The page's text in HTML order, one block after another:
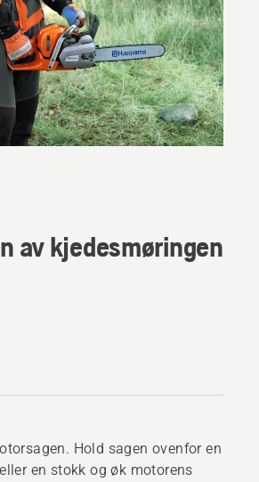
av kjedesmøringen
Hold sagen ovenfor en
en stokk og øk motorens